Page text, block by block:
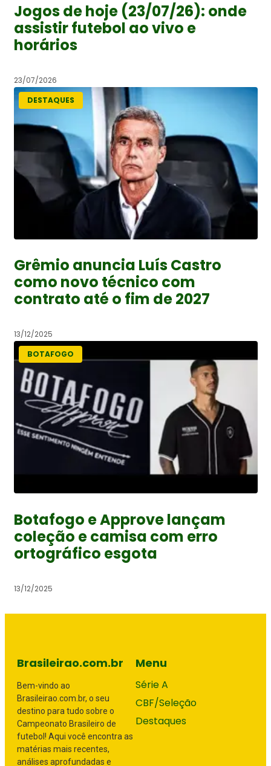
Jogos de hoje (23/07/26): onde
assistir futebol ao vivo e
horários
23/07/2026
DESTAQUES
Grêmio anuncia Luís Castro
como novo técnico com
contrato até o fim de 2027
13/12/2025
BOTAFOGO
Botafogo e Approve lançam
coleção e camisa com erro
ortográfico esgota
13/12/2025
Brasileirao.com.br
Bem-vindo ao
Brasileirao.com.br, o seu
destino para tudo sobre o
Campeonato Brasileiro de
futebol! Aqui você encontra as
matérias mais recentes,
análises aprofundadas e
Menu
Série A
CBF/Seleção
Destaques